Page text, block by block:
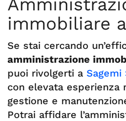
immobiliare
Se stai cercando
amministrazione
puoi rivolgerti a Sagemi
con elevata esperienza
gestione e
Potrai affidare